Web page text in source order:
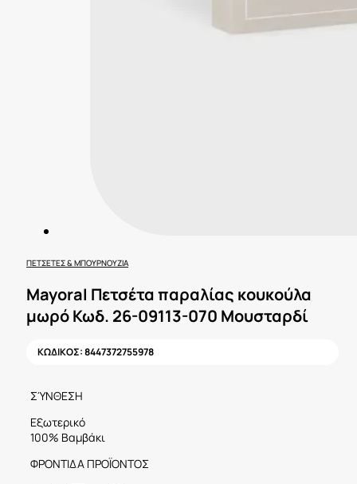
ΠΕΤΣΈΤΕΣ & ΜΠΟΥΡΝΟΎΖΙΑ
Mayoral Πετσέτα παραλίας κουκούλα
μωρό Κωδ. 26-09113-070 Μουσταρδί
ΚΩΔΙΚΟΣ:8447372755978
ΣΎΝΘΕΣΗ
Εξωτερικό
100% Βαμβάκι
ΦΡΟΝΤΙΔΑ ΠΡΟΪΟΝΤΟΣ